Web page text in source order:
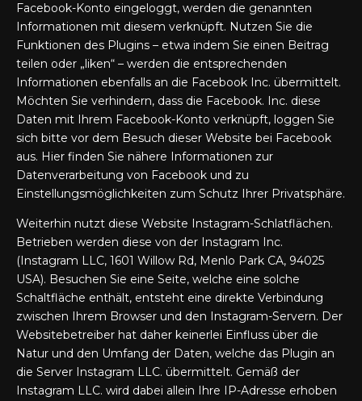
Facebook-Konto eingeloggt, werden die genannten
Informationen mit diesem verknüpft. Nutzen Sie die
Funktionen des Plugins – etwa indem Sie einen Beitrag
teilen oder „liken“ – werden die entsprechenden
Informationen ebenfalls an die Facebook Inc. übermittelt.
Möchten Sie verhindern, dass die Facebook. Inc. diese
Daten mit Ihrem Facebook-Konto verknüpft, loggen Sie
sich bitte vor dem Besuch dieser Website bei Facebook
aus. Hier finden Sie nähere Informationen zur
Datenverarbeitung von Facebook und zu
Einstellungsmöglichkeiten zum Schutz Ihrer Privatsphäre.
Weiterhin nutzt diese Website Instagram-Schlatflächen.
Betrieben werden diese von der Instagram Inc.
(Instagram LLC, 1601 Willow Rd, Menlo Park CA, 94025
USA). Besuchen Sie eine Seite, welche eine solche
Schaltfläche enthält, entsteht eine direkte Verbindung
zwischen Ihrem Browser und den Instagram-Servern. Der
Websitebetreiber hat daher keinerlei Einfluss über die
Natur und den Umfang der Daten, welche das Plugin an
die Server Instagram LLC. übermittelt. Gemäß der
Instagram LLC. wird dabei allein Ihre IP-Adresse erhoben